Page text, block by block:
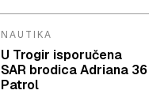
NAUTIKA
U Trogir isporučena
SAR brodica Adriana 36
Patrol